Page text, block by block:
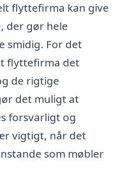
flyttefirma kan give
der gør hele
smidig. For det
flyttefirma det
de rigtige
det muligt at
forsvarligt og
vigtigt, når det
som møbler